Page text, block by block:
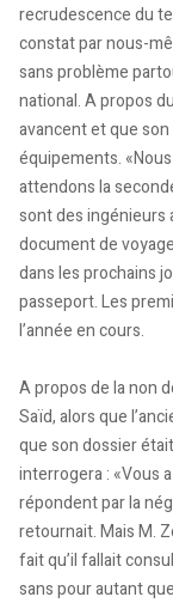
recrudescence du
constat par nous-
sans problème
national. A propos
avancent et que
équipements.
attendons la
sont des ingénieurs
document de
dans les prochains
passeport. Les
l’année en cours.
A propos de la non
Saïd, alors que
que son dossier
interrogera : «Vous
répondent par la
retournait. Mais M.
fait qu’il fallait
sans pour autant